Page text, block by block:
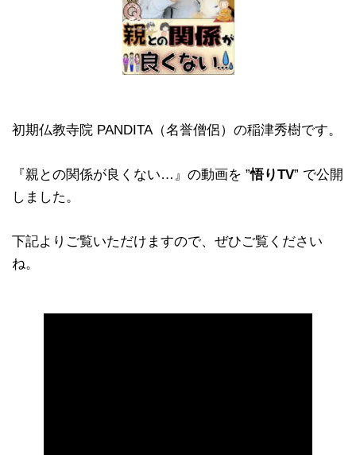
初期仏教寺院 PANDITA（名誉僧侶）の稲津秀樹です。
『親との関係が良くない…』の動画を ”悟りTV” で公開
しました。
下記よりご覧いただけますので、ぜひご覧ください
ね。